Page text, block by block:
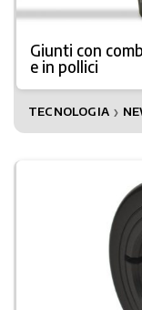
Giunti con
e in pollici
TECNOLOGIA ❯